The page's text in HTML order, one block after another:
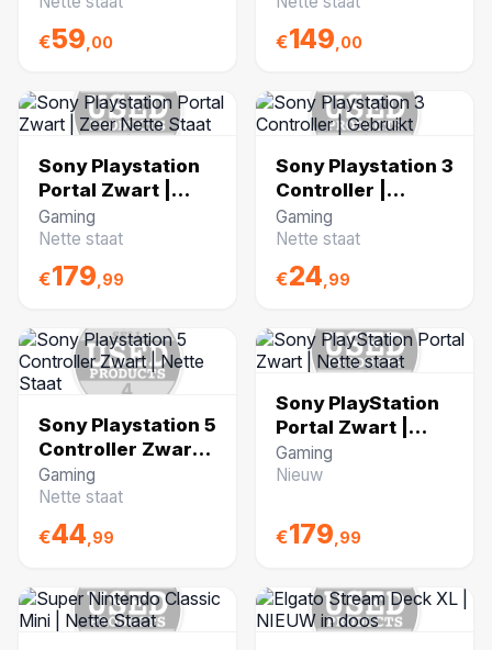
€59 ,00 €149 ,00
Sony Playstation
Portal Zwart |
Zeer Nette Staat
Gaming
Nette staat
€179 ,99
Sony Playstation 3
Controller |
Gebruikt
Gaming
Nette staat
€24 ,99
Sony Playstation 5
Controller Zwart |
Nette Staat
Gaming
Nette staat
€44,99
Sony PlayStation
Portal Zwart |
Nette staat
Gaming
Nieuw
€179,99